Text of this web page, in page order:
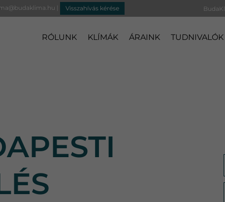
| Visszahívás kérése
RÓLUNK KLÍMÁK ÁRAINK TUDNIVALÓK